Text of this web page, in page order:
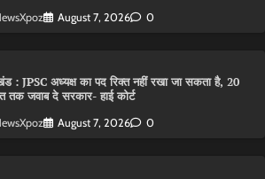
August 7, 2026 0
: JPSC अध्यक्ष का पद रिक्त नहीं रखा जा सकता है, 20
तक जवाब दे सरकार- हाई कोर्ट
August 7, 2026 0